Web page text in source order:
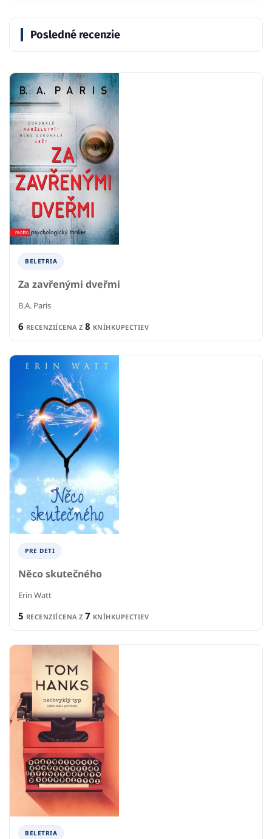
Posledné recenzie
BELETRIA
Za zavřenými dveřmi
B.A. Paris
6 RECENZIÍCENA Z 8 KNÍHKUPECTIEV
PRE DETI
Něco skutečného
Erin Watt
5 RECENZIÍCENA Z 7 KNÍHKUPECTIEV
BELETRIA